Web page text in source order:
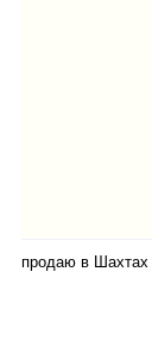
продаю в Шахтах